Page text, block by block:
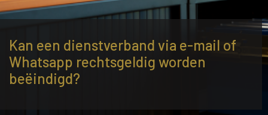
Kan een dienstverband via e-mail of
Whatsapp rechtsgeldig worden
beëindigd?